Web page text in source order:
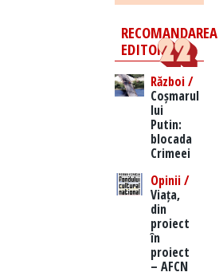
RECOMANDAREA
EDITORILOR
Război /
Coșmarul
lui
Putin:
blocada
Crimeei
Opinii /
Viața,
din
proiect
în
proiect
– AFCN